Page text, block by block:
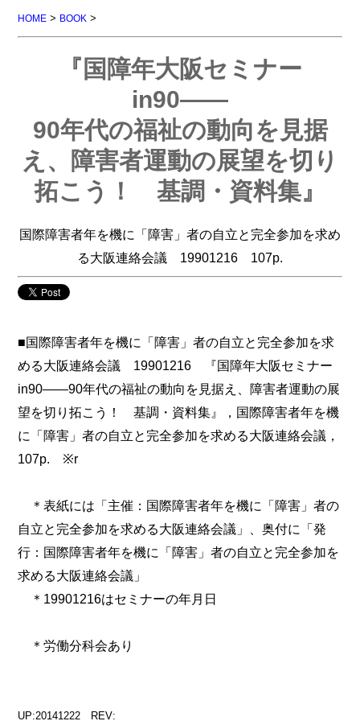
HOME > BOOK >
『国障年大阪セミナー
in90――
90年代の福祉の動向を見据
え、障害者運動の展望を切り
拓こう！ 基調・資料集』
国際障害者年を機に「障害」者の自立と完全参加を求め
る大阪連絡会議 19901216 107p.
■国際障害者年を機に「障害」者の自立と完全参加を求
める大阪連絡会議 19901216 『国障年大阪セミナー
in90――90年代の福祉の動向を見据え、障害者運動の展
望を切り拓こう！ 基調・資料集』，国際障害者年を機
に「障害」者の自立と完全参加を求める大阪連絡会議，
107p. ※r
＊表紙には「主催：国際障害者年を機に「障害」者の
自立と完全参加を求める大阪連絡会議」、奥付に「発
行：国際障害者年を機に「障害」者の自立と完全参加を
求める大阪連絡会議」
＊19901216はセミナーの年月日
＊労働分科会あり
UP:20141222 REV: